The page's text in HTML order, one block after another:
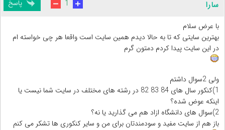
سارا
با عرض سلام
بهترین سایتی که تا به حالا دیدم همین سایت است واقعا هر چی خواسته ام
در این سایت پیدا کردم دمتون گرم
ولی 2سوال داشتم
1)کنکور سال های 84 83 82 در رشته های مختلف در سایت شما نیست یا
اینکه عوض شده؟
2)سوال های دانشگاه ازاد هم می گذارید یا نه؟
باز هم از سایت مفید و سودمندتان برای من و سایر کنکوری ها تشکر می کنم
1 پاسخ